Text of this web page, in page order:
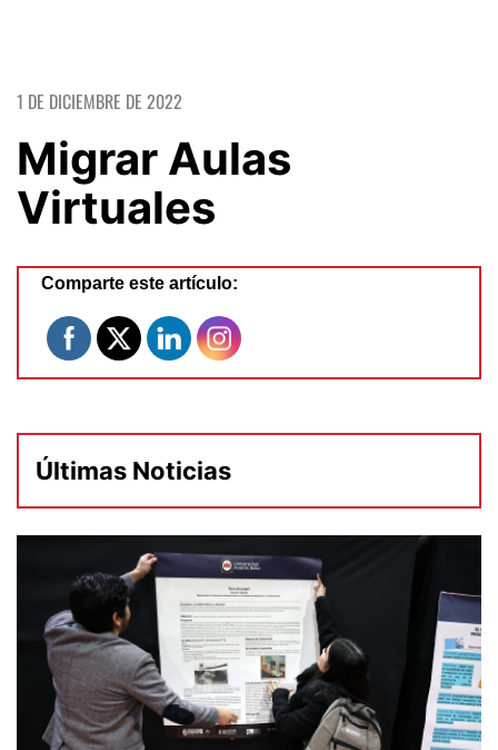
1 DE DICIEMBRE DE 2022
Migrar Aulas
Virtuales
Comparte este artículo:
Últimas Noticias